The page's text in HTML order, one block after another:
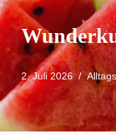
2. Juli 2026